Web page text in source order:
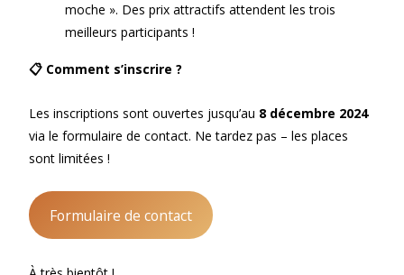
moche ». Des prix attractifs attendent les trois
meilleurs participants !
📋 Comment s’inscrire ?
Les inscriptions sont ouvertes jusqu’au 8 décembre 2024
via le formulaire de contact. Ne tardez pas – les places
sont limitées !
Formulaire de contact